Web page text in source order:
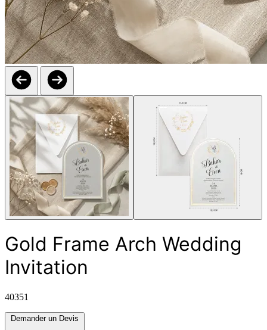
Gold Frame Arch Wedding
Invitation
40351